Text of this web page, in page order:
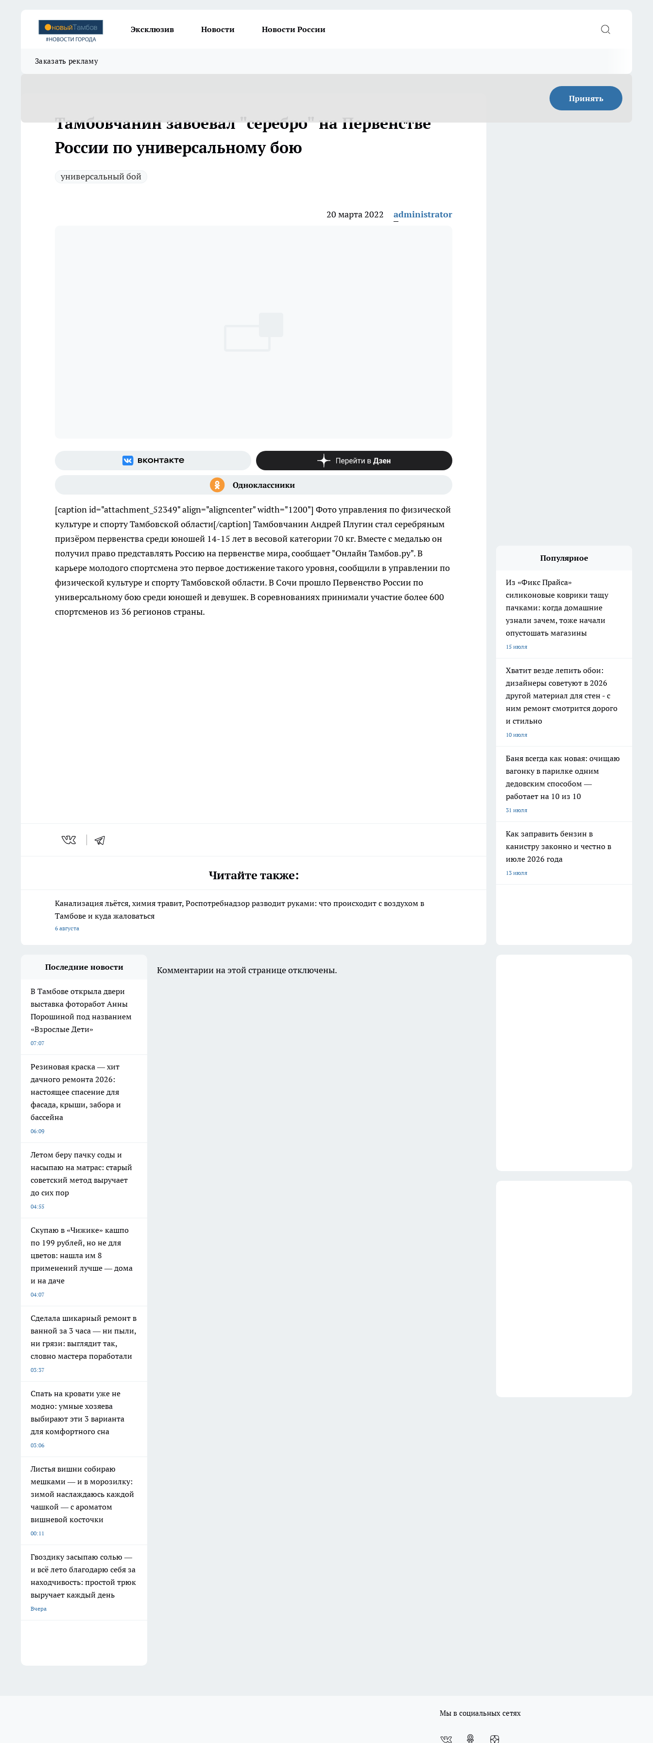
Эксклюзив Новости Новости России
Заказать рекламу
Принять
Тамбовчанин завоевал "серебро" на Первенстве
России по универсальному бою
универсальный бой
20 марта 2022 administrator
[caption id="attachment_52349" align="aligncenter" width="1200"] Фото управления по физической
культуре и спорту Тамбовской области[/caption] Тамбовчанин Андрей Плугин стал серебряным
призёром первенства среди юношей 14-15 лет в весовой категории 70 кг. Вместе с медалью он
получил право представлять Россию на первенстве мира, сообщает "Онлайн Тамбов.ру". В
карьере молодого спортсмена это первое достижение такого уровня, сообщили в управлении по
физической культуре и спорту Тамбовской области. В Сочи прошло Первенство России по
универсальному бою среди юношей и девушек. В соревнованиях принимали участие более 600
спортсменов из 36 регионов страны.
Читайте также:
Канализация льётся, химия травит, Роспотребнадзор разводит руками: что происходит с воздухом в
Тамбове и куда жаловаться
6 августа
Популярное
Из «Фикс Прайса»
силиконовые коврики тащу
пачками: когда домашние
узнали зачем, тоже начали
опустошать магазины
15 июля
Хватит везде лепить обои:
дизайнеры советуют в 2026
другой материал для стен - с
ним ремонт смотрится дорого
и стильно
10 июля
Баня всегда как новая: очищаю
вагонку в парилке одним
дедовским способом —
работает на 10 из 10
31 июля
Как заправить бензин в
канистру законно и честно в
июле 2026 года
13 июля
Последние новости
В Тамбове открыла двери
выставка фоторабот Анны
Порошиной под названием
«Взрослые Дети»
07:07
Резиновая краска — хит
дачного ремонта 2026:
настоящее спасение для
фасада, крыши, забора и
бассейна
06:09
Летом беру пачку соды и
насыпаю на матрас: старый
советский метод выручает
до сих пор
04:55
Скупаю в «Чижике» кашпо
по 199 рублей, но не для
цветов: нашла им 8
применений лучше — дома
и на даче
04:07
Сделала шикарный ремонт в
ванной за 3 часа — ни пыли,
ни грязи: выглядит так,
словно мастера поработали
03:37
Спать на кровати уже не
модно: умные хозяева
выбирают эти 3 варианта
для комфортного сна
03:06
Листья вишни собираю
мешками — и в морозилку:
зимой наслаждаюсь каждой
чашкой — с ароматом
вишневой косточки
00:11
Гвоздику засыпаю солью —
и всё лето благодарю себя за
находчивость: простой трюк
выручает каждый день
Вчера
Комментарии на этой странице отключены.
Мы в социальных сетях